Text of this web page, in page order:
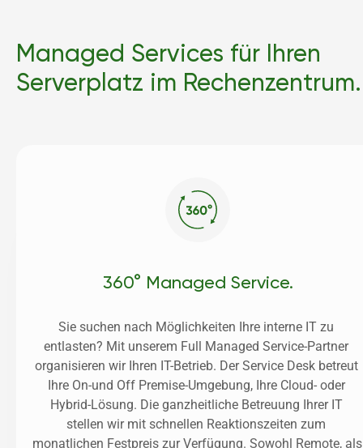
Managed Services für Ihren
Serverplatz im Rechenzentrum.
360° Managed Service.
Sie suchen nach Möglichkeiten Ihre interne IT zu
entlasten? Mit unserem Full Managed Service-Partner
organisieren wir Ihren IT-Betrieb. Der Service Desk betreut
Ihre On-und Off Premise-Umgebung, Ihre Cloud- oder
Hybrid-Lösung. Die ganzheitliche Betreuung Ihrer IT
stellen wir mit schnellen Reaktionszeiten zum
monatlichen Festpreis zur Verfügung. Sowohl Remote, als